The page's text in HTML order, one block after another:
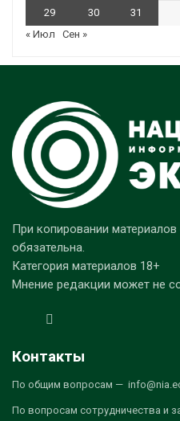
29 30
31
« Июл
Сен »
При копировании
обязательна.
Категория материалов 18+
Мнение редакции может не
Контакты
По общим вопросам —
По вопросам сотрудничества и